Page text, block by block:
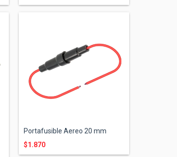
Portafusible Aereo 20 mm
$1.870